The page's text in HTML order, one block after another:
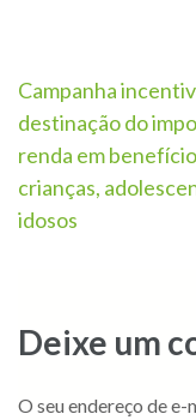
Campanha
destinação do
renda em
crianças,
idosos
Deixe um
O seu endereço de e-